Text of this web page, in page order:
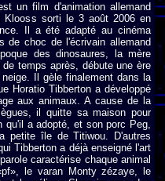
un film d'animation allemand
Klooss sorti le 3 août 2006 en
Il a été adapté au cinéma
de choc de l'écrivain allemand
des dinosaures, la mère
temps après, débute une ère
Il gèle finalement dans la
Horatio Tibberton a développé
aux animaux. A cause de la
il quitte sa maison pour
qu'il a adopté, et son porc Peg,
petite île de Titiwou. D'autres
Tibberton a déjà enseigné l'art
caractérise chaque animal
le varan Monty zézaye, le